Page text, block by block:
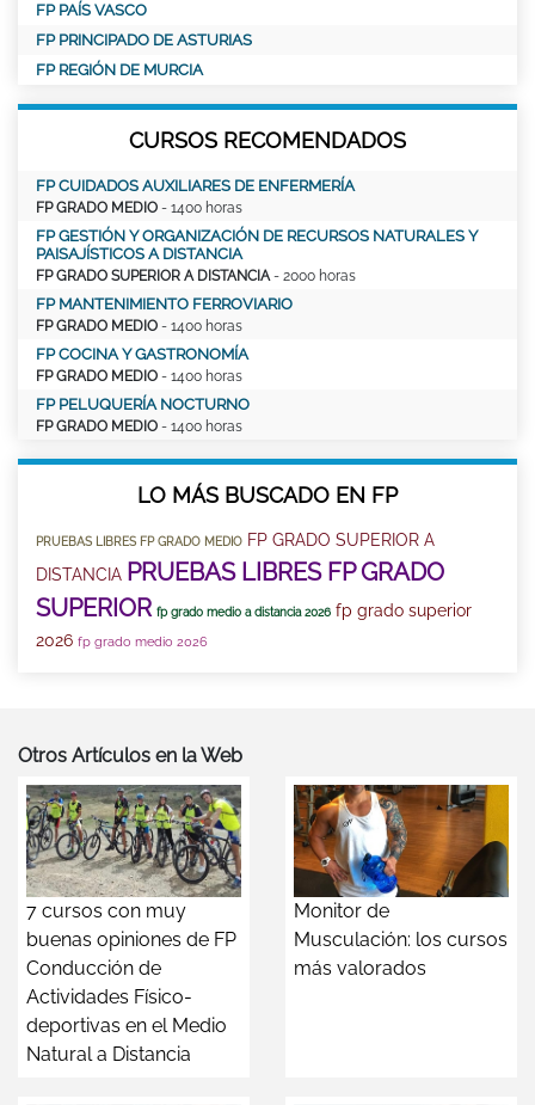
FP PAÍS VASCO
FP PRINCIPADO DE ASTURIAS
FP REGIÓN DE MURCIA
CURSOS RECOMENDADOS
FP CUIDADOS AUXILIARES DE ENFERMERÍA
FP GRADO MEDIO - 1400 horas
FP GESTIÓN Y ORGANIZACIÓN DE RECURSOS NATURALES Y
PAISAJÍSTICOS A DISTANCIA
FP GRADO SUPERIOR A DISTANCIA- 2000 horas
FP MANTENIMIENTO FERROVIARIO
FP GRADO MEDIO - 1400 horas
FP COCINA Y GASTRONOMÍA
FP GRADO MEDIO - 1400 horas
FP PELUQUERÍA NOCTURNO
FP GRADO MEDIO - 1400 horas
LO MÁS BUSCADO EN FP
PRUEBAS LIBRES FP GRADO MEDIO FP GRADO SUPERIOR A
DISTANCIA PRUEBAS LIBRES FP GRADO
SUPERIOR fp grado medio a distancia 2026 fp grado superior
2026 fp grado medio 2026
Otros Artículos en la Web
7 cursos con muy
buenas opiniones de FP
Conducción de
Actividades Físico-
deportivas en el Medio
Natural a Distancia
Monitor de
Musculación: los cursos
más valorados